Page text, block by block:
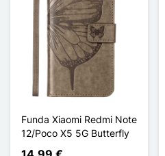
Funda Xiaomi Redmi Note
12/Poco X5 5G Butterfly